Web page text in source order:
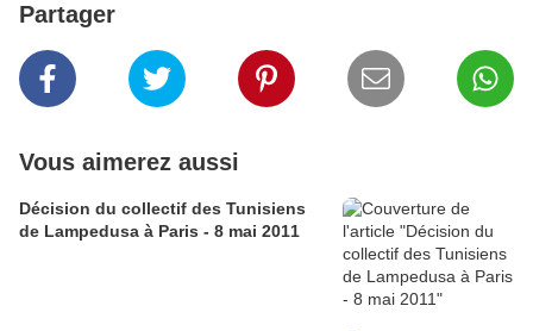
Partager
Vous aimerez aussi
Décision du collectif des Tunisiens
de Lampedusa à Paris - 8 mai 2011